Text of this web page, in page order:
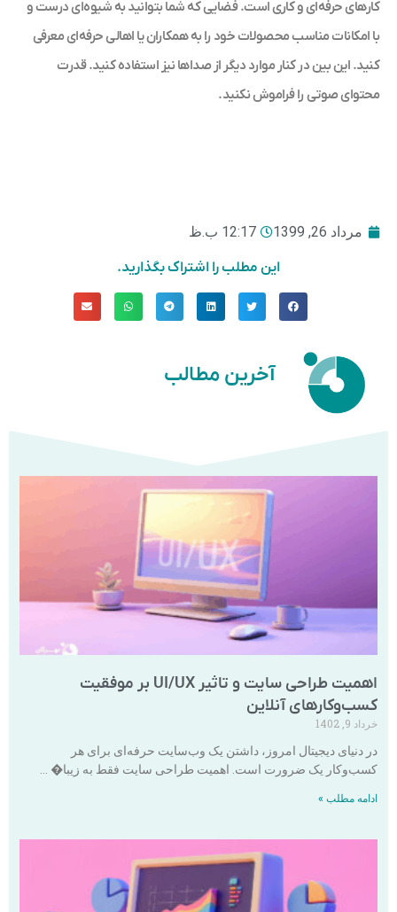
کارهای حرفه‌ای و کاری است. فضایی که شما بتوانید به شیوه‌ای درست و
با امکانات مناسب محصولات خود را به همکاران یا اهالی حرفه‌‌ای معرفی
کنید. این بین در کنار موارد دیگر از صداها نیز استفاده کنید. قدرت
محتوای صوتی را فراموش نکنید.
مرداد 26, 1399 12:17 ب.ظ
این مطلب را اشتراک بگذارید.
آخرین مطالب
اهمیت طراحی سایت و تاثیر UI/UX بر موفقیت
کسب‌وکارهای آنلاین
خرداد 9, 1402
در دنیای دیجیتال امروز، داشتن یک وب‌سایت حرفه‌ای برای هر
کسب‌وکار یک ضرورت است. اهمیت طراحی سایت فقط به زیبا� …
ادامه مطلب »